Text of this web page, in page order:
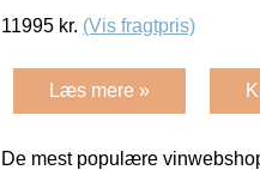
11995 kr. (Vis fragtpris)
Læs mere »
De mest populære